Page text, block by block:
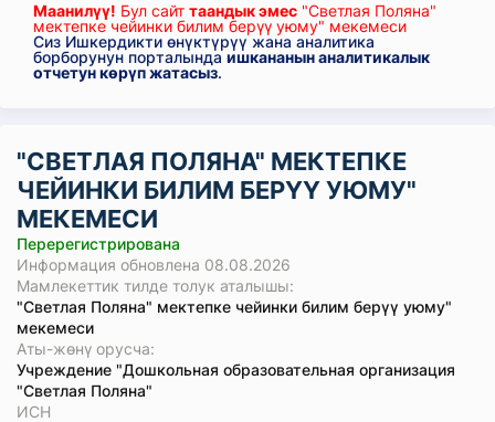
Маанилүү! Бул сайт таандык эмес "Светлая Поляна"
мектепке чейинки билим берүү уюму" мекемеси
Сиз Ишкердикти өнүктүрүү жана аналитика
борборунун порталындаишкананын аналитикалык
отчетун көрүп жатасыз.
"СВЕТЛАЯ ПОЛЯНА" МЕКТЕПКЕ
ЧЕЙИНКИ БИЛИМ БЕРҮҮ УЮМУ"
МЕКЕМЕСИ
Перерегистрирована
Информация обновлена 08.08.2026
Мамлекеттик тилде толук аталышы:
"Светлая Поляна" мектепке чейинки билим берүү уюму"
мекемеси
Аты-жөнү орусча:
Учреждение "Дошкольная образовательная организация
"Светлая Поляна"
ИСН